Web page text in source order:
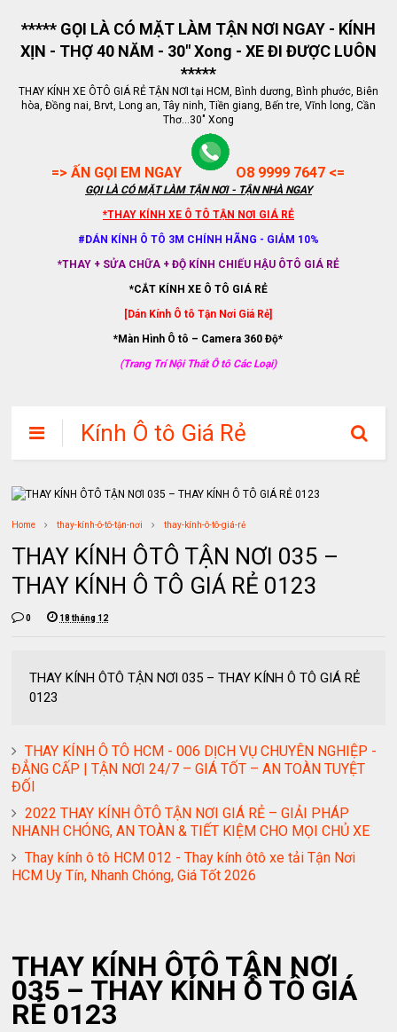
***** GỌI LÀ CÓ MẶT LÀM TẬN NƠI NGAY - KÍNH
XỊN - THỢ 40 NĂM - 30" Xong - XE ĐI ĐƯỢC LUÔN
*****
THAY KÍNH XE ÔTÔ GIÁ RẺ TẬN NƠI tại HCM, Bình dương, Bình phước, Biên
hòa, Đồng nai, Brvt, Long an, Tây ninh, Tiền giang, Bến tre, Vĩnh long, Cần
Thơ...30" Xong
=> ẤN GỌI EM NGAY O8 9999 7647 <=
GỌI LÀ CÓ MẶT LÀM TẬN NƠI - TẬN NHÀ NGAY
*THAY KÍNH XE Ô TÔ TẬN NƠI GIÁ RẺ
#DÁN KÍNH Ô TÔ 3M CHÍNH HÃNG - GIẢM 10%
*THAY + SỬA CHỮA + ĐỘ KÍNH CHIẾU HẬU ÔTÔ GIÁ RẺ
*CẮT KÍNH XE Ô TÔ GIÁ RẺ
[Dán Kính Ô tô Tận Nơi Giá Rẻ]
*Màn Hình Ô tô – Camera 360 Độ*
(Trang Trí Nội Thất Ô tô Các Loại)
Kính Ô tô Giá Rẻ
Home thay-kính-ô-tô-tận-nơi thay-kính-ô-tô-giá-rẻ
THAY KÍNH ÔTÔ TẬN NƠI 035 –
THAY KÍNH Ô TÔ GIÁ RẺ 0123
0 18 tháng 12
THAY KÍNH ÔTÔ TẬN NƠI 035 – THAY KÍNH Ô TÔ GIÁ RẺ
0123
THAY KÍNH Ô TÔ HCM - 006 DỊCH VỤ CHUYÊN NGHIỆP -
ĐẲNG CẤP | TẬN NƠI 24/7 – GIÁ TỐT – AN TOÀN TUYỆT
ĐỐI
2022 THAY KÍNH ÔTÔ TẬN NƠI GIÁ RẺ – GIẢI PHÁP
NHANH CHÓNG, AN TOÀN & TIẾT KIỆM CHO MỌI CHỦ XE
Thay kính ô tô HCM 012 - Thay kính ôtô xe tải Tận Nơi
HCM Uy Tín, Nhanh Chóng, Giá Tốt 2026
THAY KÍNH ÔTÔ TẬN NƠI
035 – THAY KÍNH Ô TÔ GIÁ
RẺ 0123